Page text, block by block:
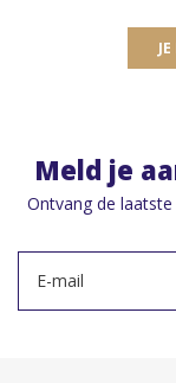
Meld je
Ontvang de